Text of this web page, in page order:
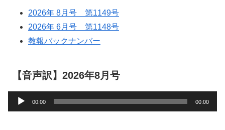
2026年 8月号 第1149号
2026年 6月号 第1148号
教報バックナンバー
【音声訳】2026年8月号
声
00:00 00:00